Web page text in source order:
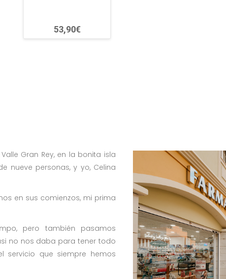
53,90€
Gran Rey, en la bonita isla
nueve personas, y yo, Celina
en sus comienzos, mi prima
pero también pasamos
no nos daba para tener todo
servicio que siempre hemos